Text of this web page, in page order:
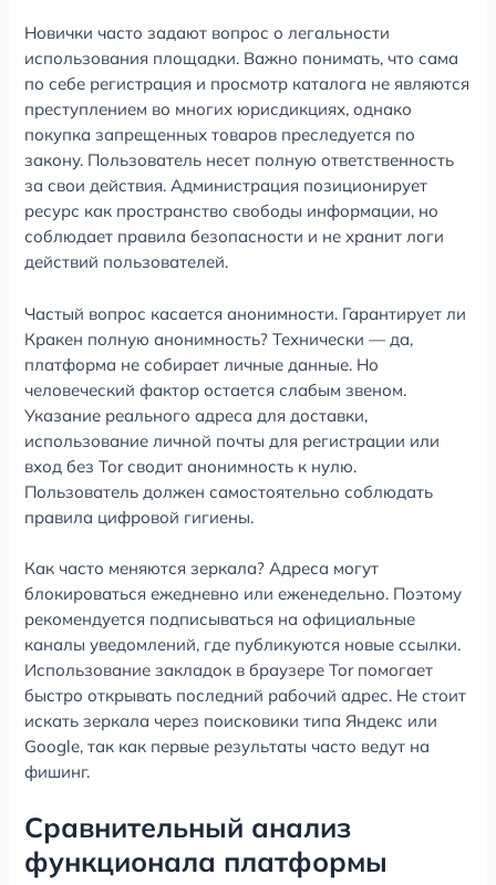
Новички часто задают вопрос о легальности
использования площадки. Важно понимать, что сама
по себе регистрация и просмотр каталога не являются
преступлением во многих юрисдикциях, однако
покупка запрещенных товаров преследуется по
закону. Пользователь несет полную ответственность
за свои действия. Администрация позиционирует
ресурс как пространство свободы информации, но
соблюдает правила безопасности и не хранит логи
действий пользователей.
Частый вопрос касается анонимности. Гарантирует ли
Кракен полную анонимность? Технически — да,
платформа не собирает личные данные. Но
человеческий фактор остается слабым звеном.
Указание реального адреса для доставки,
использование личной почты для регистрации или
вход без Tor сводит анонимность к нулю.
Пользователь должен самостоятельно соблюдать
правила цифровой гигиены.
Как часто меняются зеркала? Адреса могут
блокироваться ежедневно или еженедельно. Поэтому
рекомендуется подписываться на официальные
каналы уведомлений, где публикуются новые ссылки.
Использование закладок в браузере Tor помогает
быстро открывать последний рабочий адрес. Не стоит
искать зеркала через поисковики типа Яндекс или
Google, так как первые результаты часто ведут на
фишинг.
Сравнительный анализ
функционала платформы